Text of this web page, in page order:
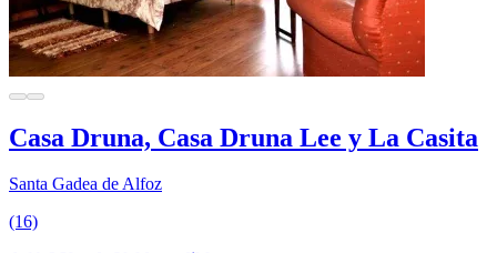
Casa Druna, Casa Druna Lee y La Casita
Santa Gadea de Alfoz
(16)